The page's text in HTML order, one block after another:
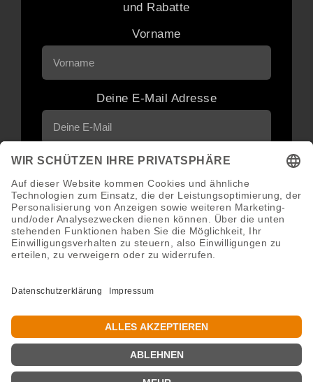
und Rabatte
Vorname
Deine E-Mail Adresse
Neuigkeiten und Angebote via E-Mail
erhalten
Abonnieren
Abmeldung jederzeit möglich.
Copyright 2016 - 2026 ©GroWidesign® | Rights Reserved |